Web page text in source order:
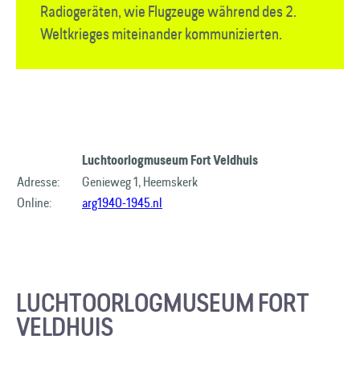
Radio­geräten, wie Flugzeuge während des 2.
Weltkrieges miteinander kommunizierten.
Luchtoorlogmuseum Fort Veldhuis
Adresse:
Genieweg 1, Heemskerk
Online:
arg1940-1945.nl
LUCHTOORLOGMUSEUM FORT
VELDHUIS